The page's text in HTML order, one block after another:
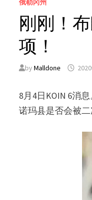
俄勒冈州
刚刚！
项！
byMalldone
8月4日KOIN 6消
诺玛县是否会被二